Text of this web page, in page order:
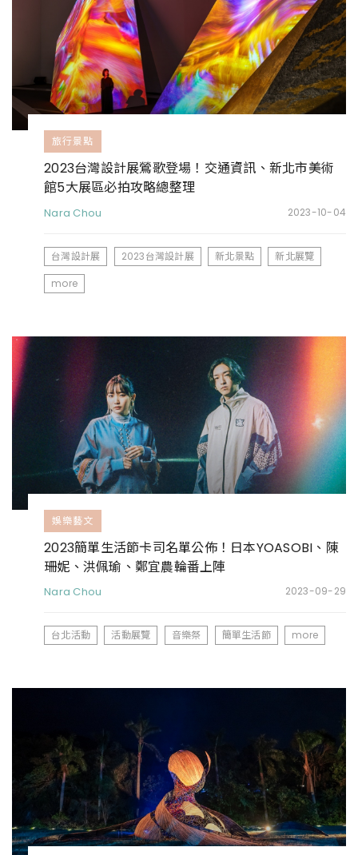
旅行景點
2023台灣設計展鶯歌登場！交通資訊、新北市美術
館5大展區必拍攻略總整理
Nara Chou 2023-10-04
台灣設計展 2023台灣設計展 新北景點
新北展覽
more
娛樂藝文
2023簡單生活節卡司名單公佈！日本YOASOBI、陳
珊妮、洪佩瑜、鄭宜農輪番上陣
Nara Chou 2023-09-29
台北活動 活動展覽 音樂祭 簡單生活節 more